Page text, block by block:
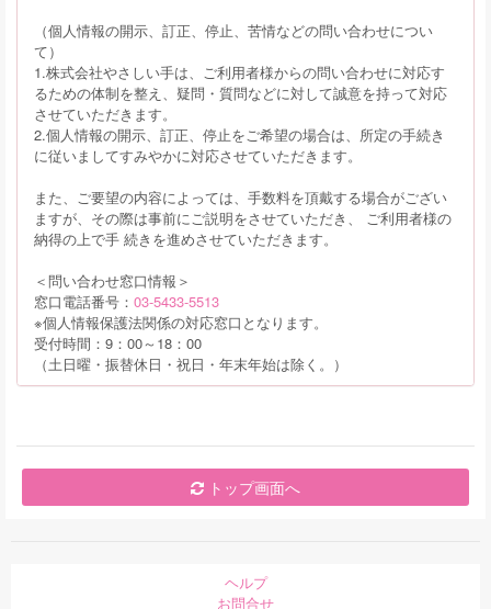
（個人情報の開示、訂正、停止、苦情などの問い合わせについ
て）
1.株式会社やさしい手は、ご利用者様からの問い合わせに対応す
るための体制を整え、疑問・質問などに対して誠意を持って対応
させていただきます。
2.個人情報の開示、訂正、停止をご希望の場合は、所定の手続き
に従いましてすみやかに対応させていただきます。
また、ご要望の内容によっては、手数料を頂戴する場合がござい
ますが、その際は事前にご説明をさせていただき、 ご利用者様の
納得の上で手 続きを進めさせていただきます。
＜問い合わせ窓口情報＞
窓口電話番号： 03-5433-5513
※個人情報保護法関係の対応窓口となります。
受付時間：9：00～18：00
（土日曜・振替休日・祝日・年末年始は除く。）
トップ画面へ
ヘルプ
お問合せ